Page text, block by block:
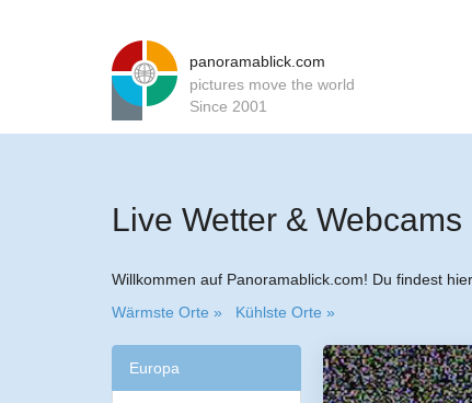
panoramablick.com
pictures move the world
Since 2001
Live Wetter &
Willkommen auf Panoramablick.com! Du findest hier
Wärmste Orte »
Kühlste Orte »
Europa